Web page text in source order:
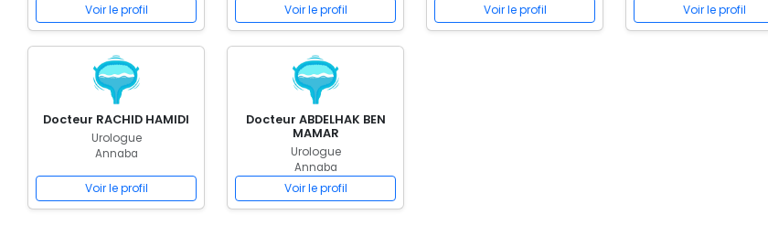
Voir le profil Voir le profil Voir le profil Voir le profil
Docteur RACHID HAMIDI
Urologue
Annaba
Voir le profil
Docteur ABDELHAK BEN
MAMAR
Urologue
Annaba
Voir le profil